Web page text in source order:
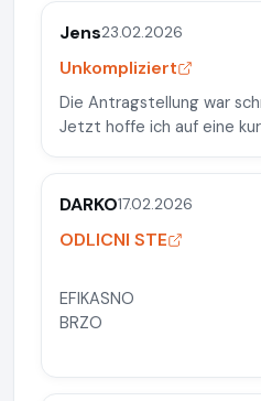
Jens23.02.2026
Unkompliziert
Die Antragstellung war
Jetzt hoffe ich auf eine
DARKO17.02.2026
ODLICNI STE
EFIKASNO
BRZO